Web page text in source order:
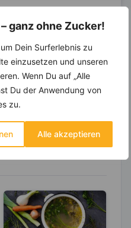
ganz ohne Zucker!
Dein Surferlebnis zu
einzusetzen und unseren
Wenn Du auf „Alle
Du der Anwendung von
zu.
Alle akzeptieren
und erhalte
die Zutaten